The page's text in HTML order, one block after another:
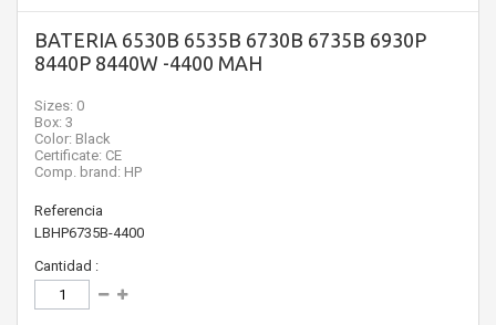
BATERIA 6530B 6535B 6730B 6735B 6930P
8440P 8440W -4400 MAH
Sizes: 0
Box: 3
Color: Black
Certificate: CE
Comp. brand: HP
Referencia
LBHP6735B-4400
Cantidad :